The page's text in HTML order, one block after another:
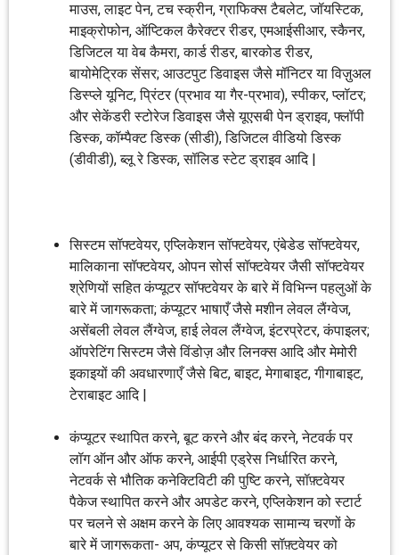
माउस, लाइट पेन, टच स्क्रीन, ग्राफिक्स टैबलेट, जॉयस्टिक,
माइक्रोफोन, ऑप्टिकल कैरेक्टर रीडर, एमआईसीआर, स्कैनर,
डिजिटल या वेब कैमरा, कार्ड रीडर, बारकोड रीडर,
बायोमेट्रिक सेंसर; आउटपुट डिवाइस जैसे मॉनिटर या विज़ुअल
डिस्प्ले यूनिट, प्रिंटर (प्रभाव या गैर-प्रभाव), स्पीकर, प्लॉटर;
और सेकेंडरी स्टोरेज डिवाइस जैसे यूएसबी पेन ड्राइव, फ्लॉपी
डिस्क, कॉम्पैक्ट डिस्क (सीडी), डिजिटल वीडियो डिस्क
(डीवीडी), ब्लू रे डिस्क, सॉलिड स्टेट ड्राइव आदि |
सिस्टम सॉफ्टवेयर, एप्लिकेशन सॉफ्टवेयर, एंबेडेड सॉफ्टवेयर,
मालिकाना सॉफ्टवेयर, ओपन सोर्स सॉफ्टवेयर जैसी सॉफ्टवेयर
श्रेणियों सहित कंप्यूटर सॉफ्टवेयर के बारे में विभिन्न पहलुओं के
बारे में जागरूकता; कंप्यूटर भाषाएँ जैसे मशीन लेवल लैंग्वेज,
असेंबली लेवल लैंग्वेज, हाई लेवल लैंग्वेज, इंटरप्रेटर, कंपाइलर;
ऑपरेटिंग सिस्टम जैसे विंडोज़ और लिनक्स आदि और मेमोरी
इकाइयों की अवधारणाएँ जैसे बिट, बाइट, मेगाबाइट, गीगाबाइट,
टेराबाइट आदि |
कंप्यूटर स्थापित करने, बूट करने और बंद करने, नेटवर्क पर
लॉग ऑन और ऑफ करने, आईपी एड्रेस निर्धारित करने,
नेटवर्क से भौतिक कनेक्टिविटी की पुष्टि करने, सॉफ़्टवेयर
पैकेज स्थापित करने और अपडेट करने, एप्लिकेशन को स्टार्ट
पर चलने से अक्षम करने के लिए आवश्यक सामान्य चरणों के
बारे में जागरूकता- अप, कंप्यूटर से किसी सॉफ़्टवेयर को